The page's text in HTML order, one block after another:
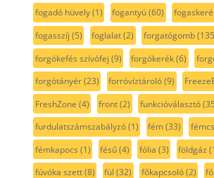
fogadó hüvely(1) fogantyú(60)
fogasszíj (5) foglalat(2) forgatógomb
forgókefés szívófej (9) forgókerék(6)
forgótányér(23) forróvíztároló(9)
FreshZone (4) front(2) funkcióválasztó
furdulatszámszabályzó(1) fém(33)
fémkapocs (1) fésű(4) fólia (3) földgáz
fúvóka szett(8) fül (32) főkapcsoló(2)